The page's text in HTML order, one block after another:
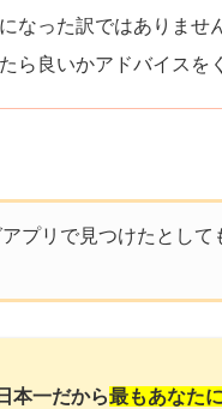
なった訳ではありま
ら良いかアドバイスを
プリで見つけたとし
本一だから最もあなた